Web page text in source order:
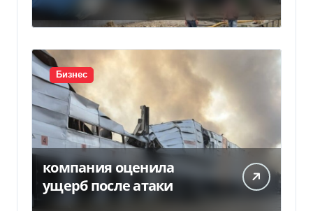
Бизнес
компания оценила
ущерб после атаки